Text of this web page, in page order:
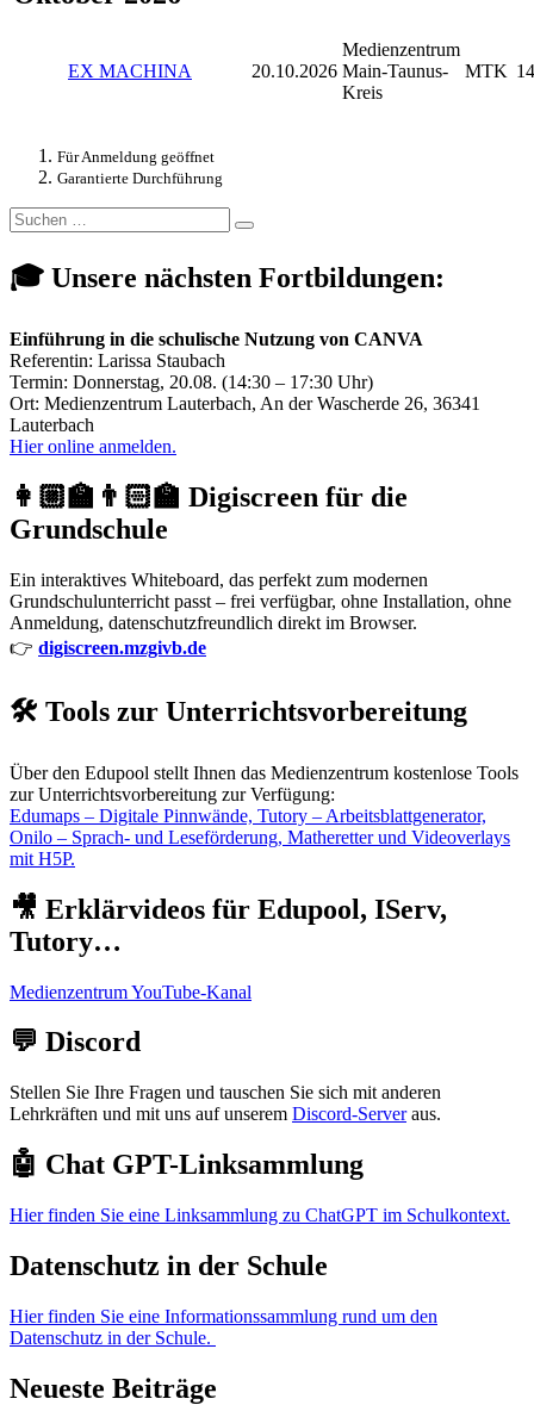
EX MACHINA 20.10.2026
Medienzentrum
Main-Taunus-
Kreis
MTK
Für Anmeldung geöffnet
Garantierte Durchführung
Suchen
nach:
Suchen
🎓 Unsere nächsten Fortbildungen:
Einführung in die schulische Nutzung von CANVA
Referentin: Larissa Staubach
Termin: Donnerstag, 20.08. (14:30 – 17:30 Uhr)
Ort: Medienzentrum Lauterbach, An der Wascherde 26, 36341
Lauterbach
Hier online anmelden.
👩🏼‍🏫👨🏻‍🏫 Digiscreen für die
Grundschule
Ein interaktives Whiteboard, das perfekt zum modernen
Grundschulunterricht passt – frei verfügbar, ohne Installation, ohne
Anmeldung, datenschutzfreundlich direkt im Browser.
👉 digiscreen.mzgivb.de
🛠️ Tools zur Unterrichtsvorbereitung
Über den Edupool stellt Ihnen das Medienzentrum kostenlose Tools
zur Unterrichtsvorbereitung zur Verfügung:
Edumaps – Digitale Pinnwände, Tutory – Arbeitsblattgenerator,
Onilo – Sprach- und Leseförderung, Matheretter und Videoverlays
mit H5P.
🎥 Erklärvideos für Edupool, IServ,
Tutory…
Medienzentrum YouTube-Kanal
💬 Discord
Stellen Sie Ihre Fragen und tauschen Sie sich mit anderen
Lehrkräften und mit uns auf unserem Discord-Serveraus.
🤖 Chat GPT-Linksammlung
Hier finden Sie eine Linksammlung zu ChatGPT im Schulkontext.
Datenschutz in der Schule
Hier finden Sie eine Informationssammlung rund um den
Datenschutz in der Schule.
Neueste Beiträge